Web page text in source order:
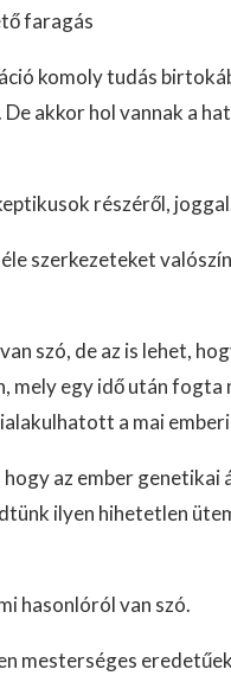
faragás
komoly tudás
akkor hol vannak a
részéről,
szerkezeteket
szó, de az is lehet,
mely egy idő után
a mai
az ember
ilyen hihetetlen
hasonlóról van szó.
mesterséges